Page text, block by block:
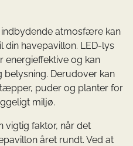
atmosfære kan
havepavillon. LED-lys
og kan
Derudover kan
puder og planter for
miljø.
vigtig faktor, når det
året rundt. Ved at